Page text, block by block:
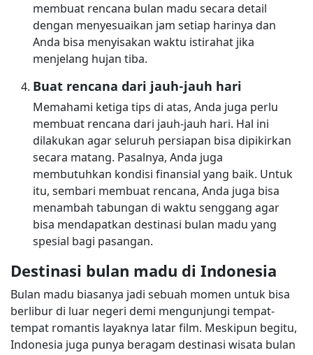
membuat rencana bulan madu secara detail
dengan menyesuaikan jam setiap harinya dan
Anda bisa menyisakan waktu istirahat jika
menjelang hujan tiba.
Buat rencana dari jauh-jauh hari
Memahami ketiga tips di atas, Anda juga perlu
membuat rencana dari jauh-jauh hari. Hal ini
dilakukan agar seluruh persiapan bisa dipikirkan
secara matang. Pasalnya, Anda juga
membutuhkan kondisi finansial yang baik. Untuk
itu, sembari membuat rencana, Anda juga bisa
menambah tabungan di waktu senggang agar
bisa mendapatkan destinasi bulan madu yang
spesial bagi pasangan.
Destinasi bulan madu di Indonesia
Bulan madu biasanya jadi sebuah momen untuk bisa
berlibur di luar negeri demi mengunjungi tempat-
tempat romantis layaknya latar film. Meskipun begitu,
Indonesia juga punya beragam destinasi wisata bulan